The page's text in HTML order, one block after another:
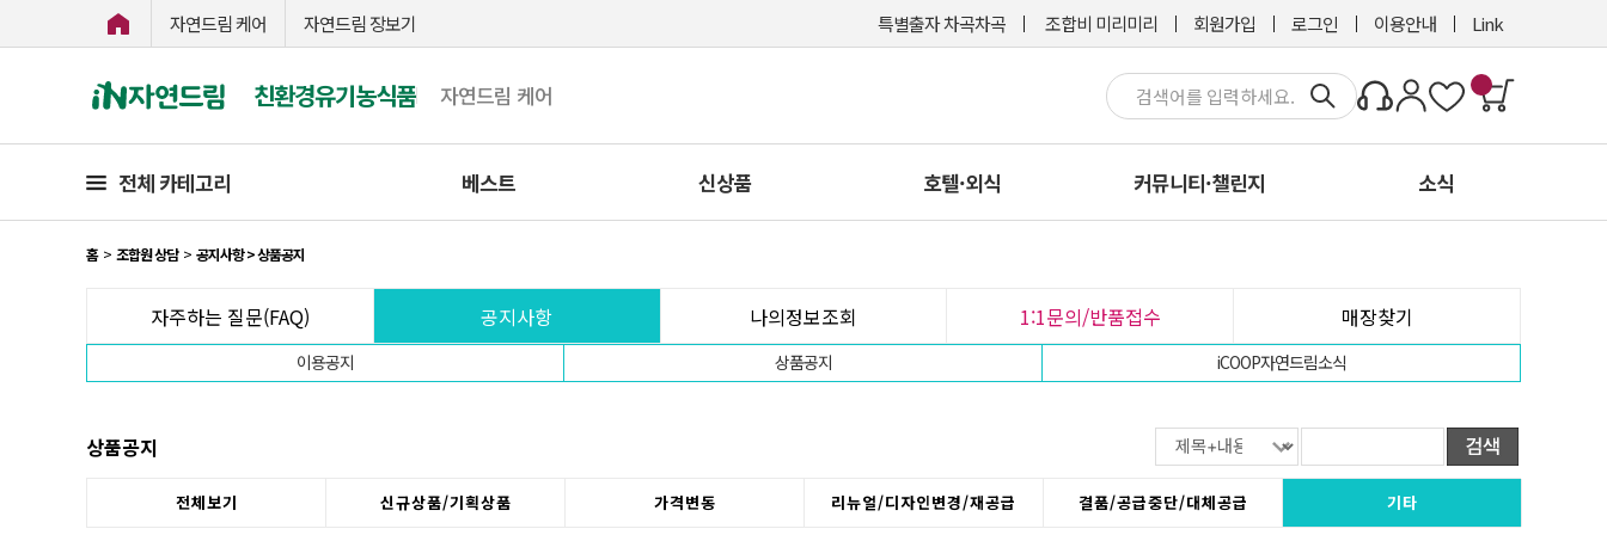
자연드림 케어 자연드림 장보기 특별출자 차곡차곡 조합비 미리미리 회원가입 로그인 이용안내 Link
친환경유기농식품 자연드림 케어
전체 카테고리 베스트 신상품 호텔·외식 커뮤니티·챌린지 소식
홈> 조합원 상담> 공지사항 > 상품공지
자주하는 질문(FAQ) 공지사항 나의정보조회 1:1문의/반품접수 매장찾기
이용공지 상품공지 iCOOP자연드림소식
상품공지
전체보기 신규상품/기획상품 가격변동 리뉴얼/디자인변경/재공급 결품/공급중단/대체공급 기타